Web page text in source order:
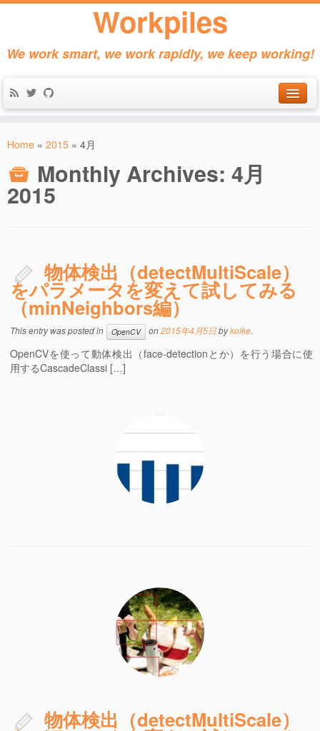
Workpiles
We work smart, we work rapidly, we keep working!
About
Home » 2015 » 4月
Monthly Archives: 4月
2015
物体検出（detectMultiScale）
をパラメータを変えて試してみる
（minNeighbors編）
This entry was posted in OpenCV on2015年4月5日bykoike.
OpenCVを使って動体検出（face-detectionとか）を行う場合に使
用するCascadeClassi […]
物体検出（detectMultiScale）